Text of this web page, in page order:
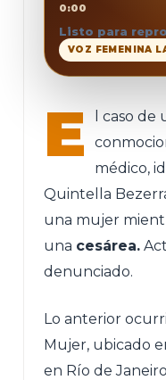
0:00
Listo para
VOZ FEMENINA
E l caso de
médico,
Quintella
una mujer
una cesárea.
denunciado.
Lo anterior
Mujer, ubicado
en Río de